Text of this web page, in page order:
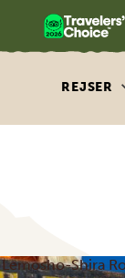
REJSER
Lemosho-Shira